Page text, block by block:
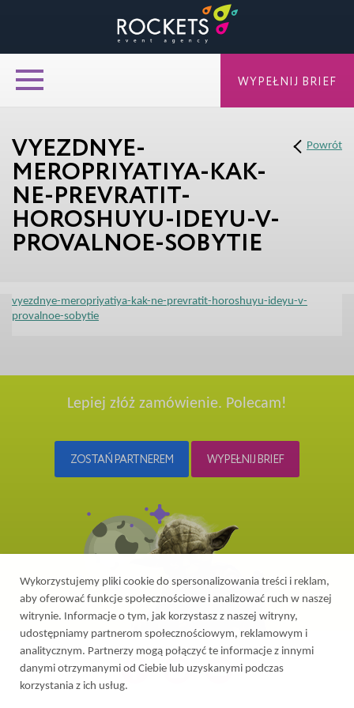
VYEZDNYE-
MEROPRIYATIYA-KAK-
NE-PREVRATIT-
HOROSHUYU-IDEYU-V-
PROVALNOE-SOBYTIE
Powrót
vyezdnye-meropriyatiya-kak-ne-prevratit-horoshuyu-ideyu-v-
provalnoe-sobytie
Lepiej złóż zamówienie. Polecam!
ZOSTAŃ PARTNEREM WYPEŁNIJ BRIEF
WYPEŁNIJ BRIEF
Wykorzystujemy pliki cookie do spersonalizowania treści i reklam,
aby oferować funkcje społecznościowe i analizować ruch w naszej
witrynie. Informacje o tym, jak korzystasz z naszej witryny,
udostępniamy partnerom społecznościowym, reklamowym i
analitycznym. Partnerzy mogą połączyć te informacje z innymi
danymi otrzymanymi od Ciebie lub uzyskanymi podczas
korzystania z ich usług.